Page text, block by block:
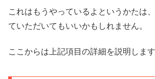
これはもうやっているよというかたは
ていただいてもいいかもしれません。
ここからは上記項目の詳細を説明します